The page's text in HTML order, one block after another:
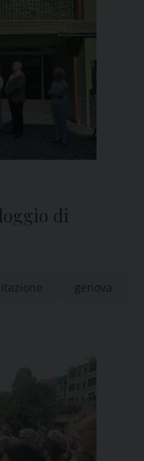
di
genova